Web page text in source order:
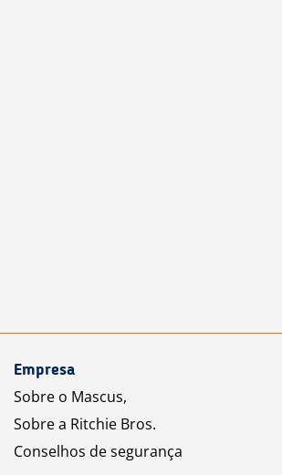
Empresa
Sobre o Mascus,
Sobre a Ritchie Bros.
Conselhos de segurança